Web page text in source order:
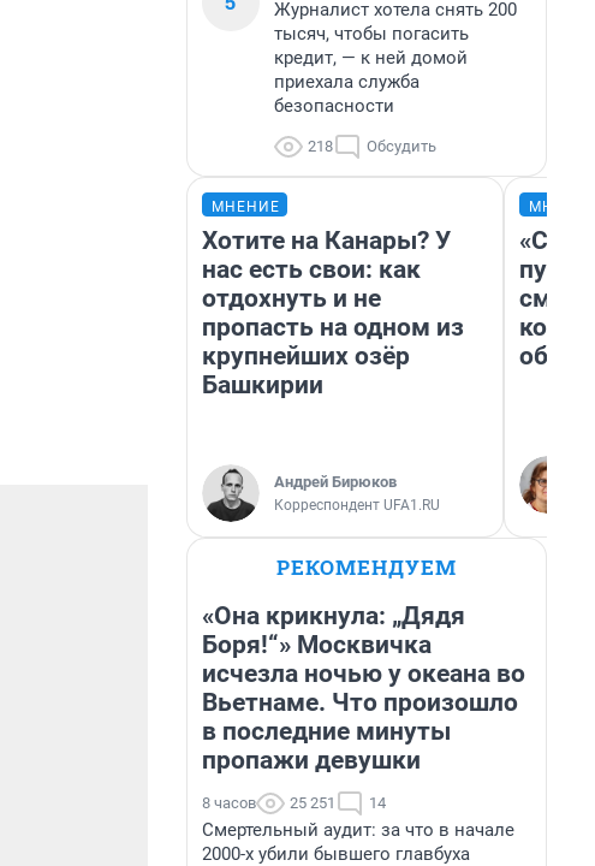
Журналист хотела снять 200
тысяч, чтобы погасить
кредит, — к ней домой
приехала служба
безопасности
218 Обсудить
МНЕНИЕ
Хотите на Канары? У
нас есть свои: как
отдохнуть и не
пропасть на одном из
крупнейших озёр
Башкирии
Андрей Бирюков
Корреспондент UFA1.RU
РЕКОМЕНДУЕМ
«Она крикнула: „Дядя
Боря!“» Москвичка
исчезла ночью у океана во
Вьетнаме. Что произошло
в последние минуты
пропажи девушки
8 часов 25 251 14
Смертельный аудит: за что в начале
2000-х убили бывшего главбуха